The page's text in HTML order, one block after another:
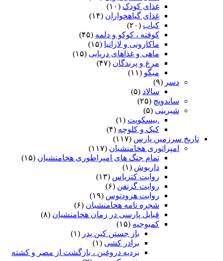
غذای کودک (۱۰)
غذای گیاهخواران (۱۴)
کباب (۲۰)
کوفته ، کوکو و دلمه (۴۵)
ماکارونی و لازانیا (۱۵)
ماهی و غذاهای دریایی (۱۵)
مرغ و پرندگان (۴۷)
میگو (۱۱)
دسر (۹)
سالاد (۵)
ساندویچ (۲۵)
شیرینی (۵)
.بیسکویت (۱)
کیک و کلوچه (۴)
تاریخ سرزمین پارس (۱۱۷)
امپراتوری هخامنشیان (۱۱۷)
تمام جنگ های امپراطوری هخامنشیان (۱۵)
داریوش (۱)
روایت کتزیاس (۱۳)
روایت گزنفن (۶)
روایت هرودتوس (۱۹)
شجره نامه هخامنشیان (۶)
قبایل پارسی در زمان هخامنشیان (۸)
کمبوجیه (۱۵)
باز جستن کین پدر (۱)
برادر کشی (۱)
بردیه دروغین ، بازگشت از مصر و کشته